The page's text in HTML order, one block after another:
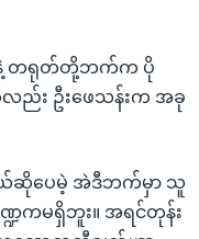
စီနဲ့ တရုတ်တို့ဘက်က ပို
ည်း ဦးဖေသန်းက အခု
တယ်ဆိုပေမဲ့ အဲဒီဘက်မှာ သူ
ဍကမရှိဘူး။ အရင်တုန်း